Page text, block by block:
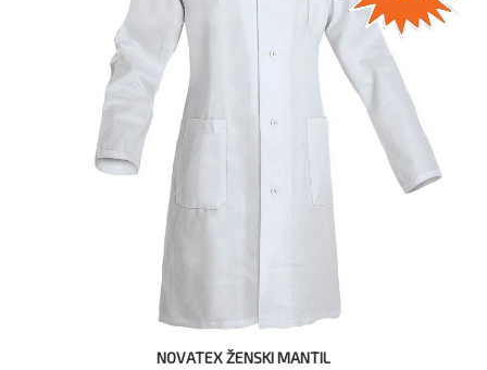
NOVATEX ŽENSKI MANTIL